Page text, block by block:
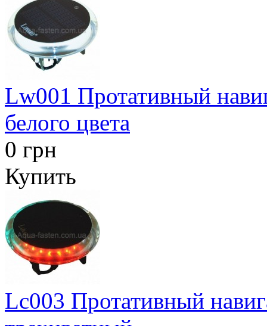
Lw001 Протативный
белого цвета
0 грн
Купить
Lc003 Протативный